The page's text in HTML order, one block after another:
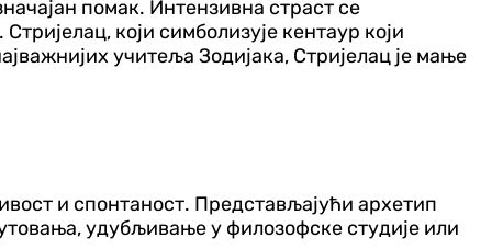
помак. Интензивна страст се
који симболизује кентаур који
учитеља Зодијака, Стријелац је мање
и спонтаност. Представљајући архетип
удубљивање у филозофске студије или